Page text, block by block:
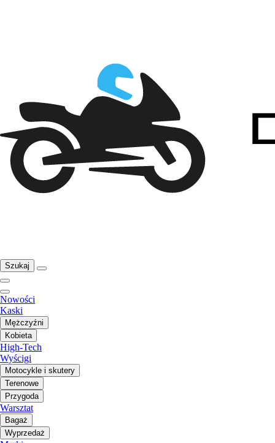
Szukaj
Nowości
Kaski
Mężczyźni
Kobieta
High-Tech
Wyścigi
Motocykle i skutery
Terenowe
Przygoda
Warsztat
Bagaż
Wyprzedaż